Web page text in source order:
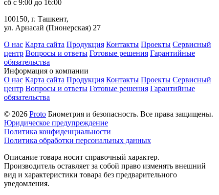
сб с 9:00 до 16:00
100150, г. Ташкент,
ул. Арнасай (Пионерская) 27
О нас Карта сайта Продукция Контакты Проекты Сервисный
центр Вопросы и ответы Готовые решения Гарантийные
обязательства
Информация о компании
О нас Карта сайта Продукция Контакты Проекты Сервисный
центр Вопросы и ответы Готовые решения Гарантийные
обязательства
© 2026 Proto Биометрия и безопасность. Все права защищены.
Юридическое предупреждение
Политика конфиденциальности
Политика обработки персональных данных
Описание товара носит справочный характер.
Производитель оставляет за собой право изменять внешний
вид и характеристики товара без предварительного
уведомления.